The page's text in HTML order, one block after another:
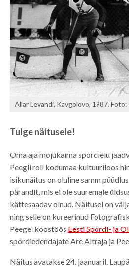
Allar Levandi, Kavgolovo, 1987.
Tulge näitusele!
Oma aja mõjukaima spordielu
Peegli roll kodumaa kultuuriloos
isikunäitus on oluline samm
pärandit, mis ei ole suuremale
kättesaadav olnud. Näitusel on
ning selle on kureerinud
Peegel koostöös Eesti Spordi- ja
spordiedendajate Are Altraja ja
Näitus avatakse 24. jaanuaril.